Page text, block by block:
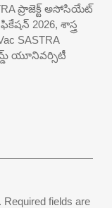
ప్రాజెక్ట్ అసోసియేట్
2026, శాస్త్ర
SASTRA
యూనివర్సిటీ
Required fields are